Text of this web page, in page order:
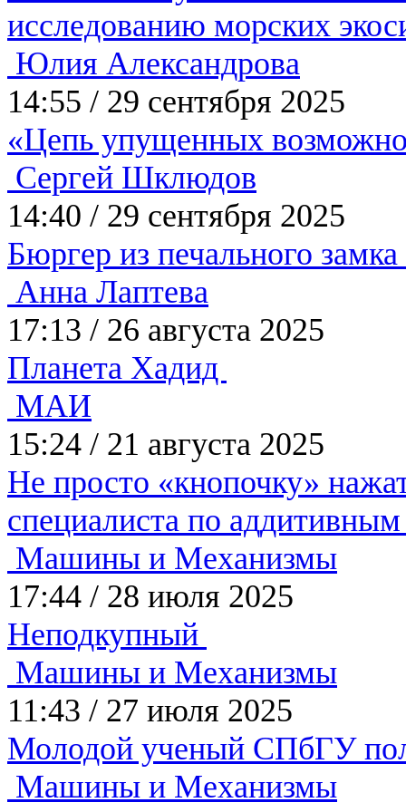
исследованию морских
Юлия Александрова
14:55 / 29 сентября 2025
«Цепь упущенных
Сергей Шклюдов
14:40 / 29 сентября 2025
Бюргер из печального
Анна Лаптева
17:13 / 26 августа 2025
Планета Хадид
МАИ
15:24 / 21 августа 2025
Не просто «кнопочку»
специалиста по
Машины и Механизмы
17:44 / 28 июля 2025
Неподкупный
Машины и Механизмы
11:43 / 27 июля 2025
Молодой ученый СПбГУ
Машины и Механизмы